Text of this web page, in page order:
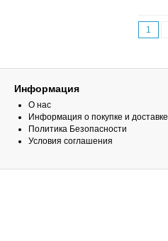
1
Информация
О нас
Информация о покупке и доставке
Политика Безопасности
Условия соглашения